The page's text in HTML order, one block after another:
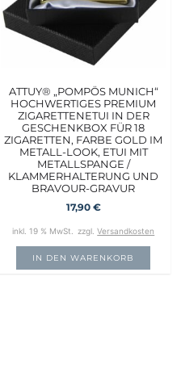
ATTUY® „POMPÖS MUNICH“
HOCHWERTIGES PREMIUM
ZIGARETTENETUI IN DER
GESCHENKBOX FÜR 18
ZIGARETTEN, FARBE GOLD IM
METALL-LOOK, ETUI MIT
METALLSPANGE /
KLAMMERHALTERUNG UND
BRAVOUR-GRAVUR
17,90 €
inkl. 19 % MwSt. zzgl.Versandkosten
IN DEN WARENKORB